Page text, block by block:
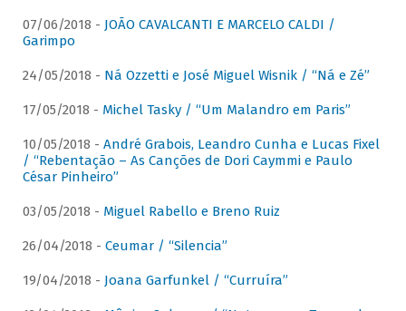
07/06/2018 - JOÃO CAVALCANTI E MARCELO CALDI /
Garimpo
24/05/2018 - Ná Ozzetti e José Miguel Wisnik / “Ná e Zé”
17/05/2018 - Michel Tasky / “Um Malandro em Paris”
10/05/2018 - André Grabois, Leandro Cunha e Lucas Fixel
/ “Rebentação – As Canções de Dori Caymmi e Paulo
César Pinheiro”
03/05/2018 - Miguel Rabello e Breno Ruiz
26/04/2018 - Ceumar / “Silencia”
19/04/2018 - Joana Garfunkel / “Curruíra”